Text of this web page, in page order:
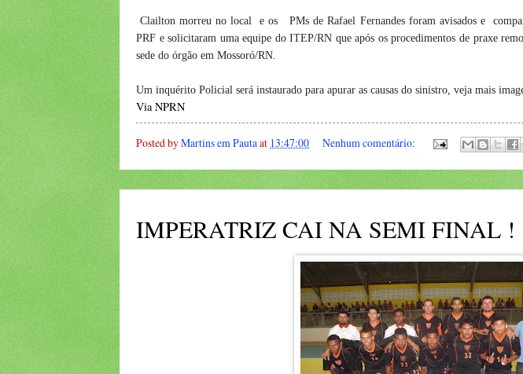
Clailton morreu no local e os PMs de Rafael Fernandes foram avisados e
PRF e solicitaram uma equipe do ITEP/RN que após os procedimentos de praxe
sede do órgão em Mossoró/RN.
Um inquérito Policial será instaurado para apurar as causas do sinistro, veja mais
Via NPRN
Posted byMartins em Pauta at 13:47:00 Nenhum comentário:
IMPERATRIZ CAI NA SEMI FINAL !